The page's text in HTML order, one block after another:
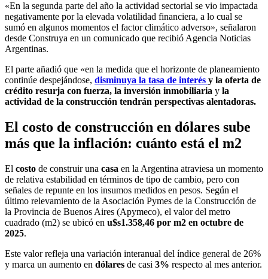
«En la segunda parte del año la actividad sectorial se vio impactada
negativamente por la elevada volatilidad financiera, a lo cual se
sumó en algunos momentos el factor climático adverso», señalaron
desde Construya en un comunicado que recibió Agencia Noticias
Argentinas.
El parte añadió que «en la medida que el horizonte de planeamiento
continúe despejándose, disminuya la tasa de interés y la oferta de
crédito resurja con fuerza, la inversión inmobiliaria y la
actividad de la construcción tendrán perspectivas alentadoras.
El costo de construcción en dólares sube
más que la inflación: cuánto está el m2
El costo de construir una casa en la Argentina atraviesa un momento
de relativa estabilidad en términos de tipo de cambio, pero con
señales de repunte en los insumos medidos en pesos. Según el
último relevamiento de la Asociación Pymes de la Construcción de
la Provincia de Buenos Aires (Apymeco), el valor del metro
cuadrado (m2) se ubicó en u$s1.358,46 por m2 en octubre de
2025.
Este valor refleja una variación interanual del índice general de 26%
y marca un aumento en dólares de casi 3% respecto al mes anterior.